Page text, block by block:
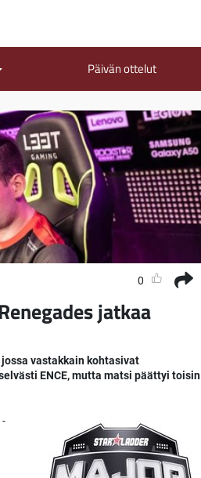
Päivän ottelut
0
jatkaa
vastakkain kohtasivat
ENCE, mutta matsi päättyi toisin
-